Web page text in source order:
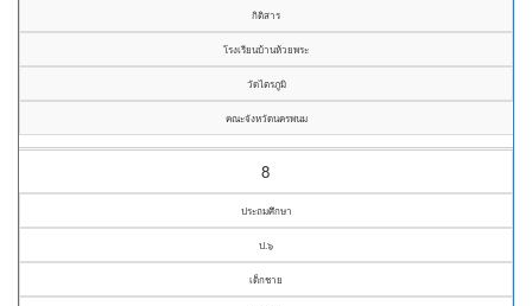
กิติสาร
โรงเรียนบ้านห้วยพระ
วัดไตรภูมิ
คณะจังหวัดนครพนม
8
ประถมศึกษา
ป.๖
เด็กชาย